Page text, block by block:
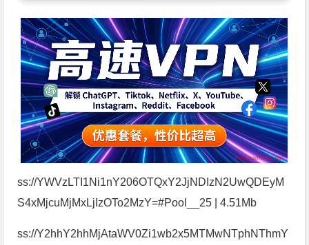
ss://YWVzLTI1Ni1nY206OTQxY2JjNDIzN2UwQDEyM
S4xMjcuMjMxLjIzOTo2MzY=#Pool__25 | 4.51Mb
ss://Y2hhY2hhMjAtaWV0Zi1wb2x5MTMwNTphNThmY